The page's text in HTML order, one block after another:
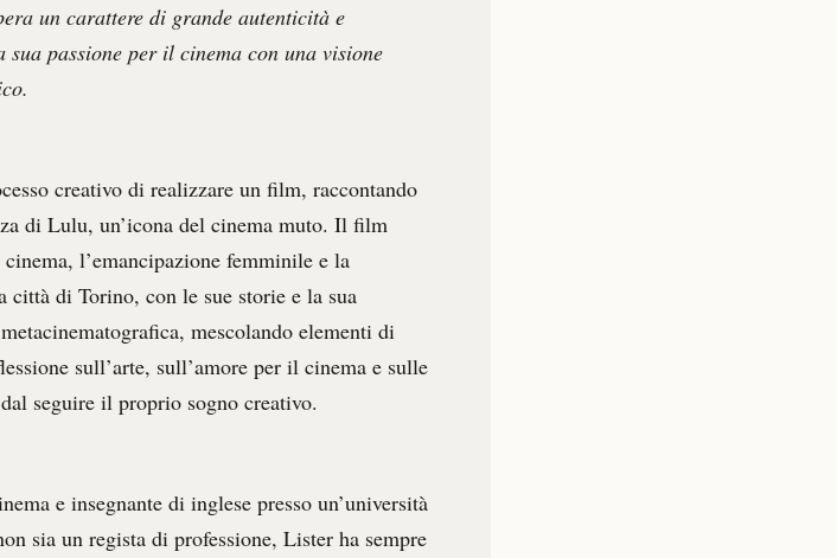
un carattere di grande autenticità e
passione per il cinema con una visione
creativo di realizzare un film, raccontando
di Lulu, un’icona del cinema muto. Il film
l’emancipazione femminile e la
città di Torino, con le sue storie e la sua
mescolando elementi di
sull’arte, sull’amore per il cinema e sulle
seguire il proprio sogno creativo.
e insegnante di inglese presso un’università
sia un regista di professione, Lister ha sempre